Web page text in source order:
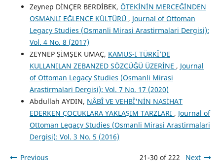
Zeynep DİNÇER BERDİBEK, ÖTEKİNİN MERCEĞİNDEN
OSMANLI EĞLENCE KÜLTÜRÜ , Journal of Ottoman
Legacy Studies (Osmanli Mirasi Arastirmalari Dergisi):
Vol. 4 No. 8 (2017)
ZEYNEP ŞİMŞEK UMAÇ, KAMUS-I TÜRKÎ’DE
KULLANILAN ZEBANZED SÖZCÜĞÜ ÜZERİNE , Journal
of Ottoman Legacy Studies (Osmanli Mirasi
Arastirmalari Dergisi): Vol. 7 No. 17 (2020)
Abdullah AYDIN, NÂBÎ VE VEHBÎ'NİN NASİHAT
EDERKEN ÇOCUKLARA YAKLAŞIM TARZLARI , Journal of
Ottoman Legacy Studies (Osmanli Mirasi Arastirmalari
Dergisi): Vol. 3 No. 5 (2016)
Previous 21-30 of 222 Next